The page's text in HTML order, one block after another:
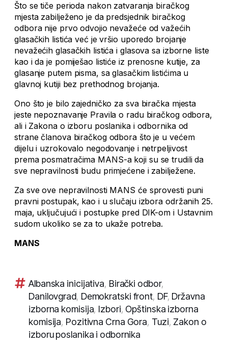
Što se tiče perioda nakon zatvaranja biračkog
mjesta zabilježeno je da predsjednik biračkog
odbora nije prvo odvojio nevažeće od važećih
glasačkih listića već je vršio uporedo brojanje
nevažećih glasačkih listića i glasova sa izborne liste
kao i da je pomiješao listiće iz prenosne kutije, za
glasanje putem pisma, sa glasačkim listićima u
glavnoj kutiji bez prethodnog brojanja.
Ono što je bilo zajedničko za sva biračka mjesta
jeste nepoznavanje Pravila o radu biračkog odbora,
ali i Zakona o izboru poslanika i odbornika od
strane članova biračkog odbora što je u većem
dijelu i uzrokovalo negodovanje i netrpeljivost
prema posmatračima MANS-a koji su se trudili da
sve nepravilnosti budu primjećene i zabilježene.
Za sve ove nepravilnosti MANS će sprovesti puni
pravni postupak, kao i u slučaju izbora održanih 25.
maja, uključujući i postupke pred DIK-om i Ustavnim
sudom ukoliko se za to ukaže potreba.
MANS
Albanska inicijativa, Birački odbor,
Danilovgrad, Demokratski front, DF, Državna
izborna komisija, Izbori, Opštinska izborna
komisija, Pozitivna Crna Gora, Tuzi, Zakon o
izboru poslanika i odbornika